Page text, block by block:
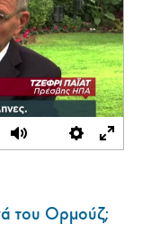
Mute Settings
του Ορμούζ;